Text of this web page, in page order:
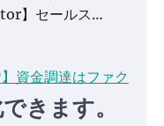
】セールス…
きます。